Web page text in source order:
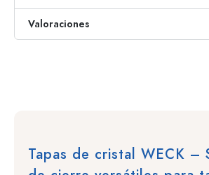
Valoraciones
Tapas de cristal WECK –